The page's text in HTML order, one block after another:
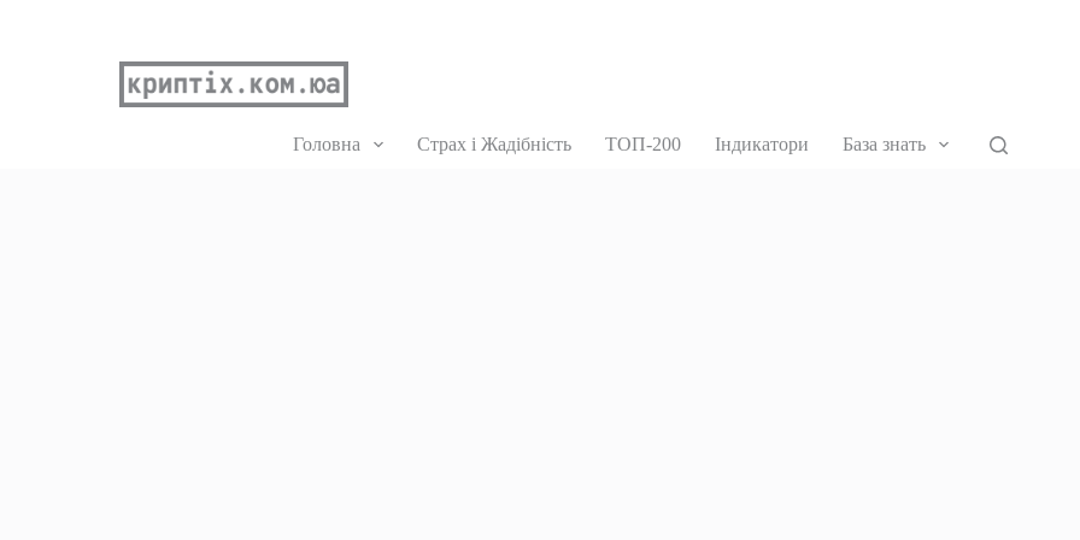
Головна Страх і Жадібність ТОП-200 Індикатори База знать